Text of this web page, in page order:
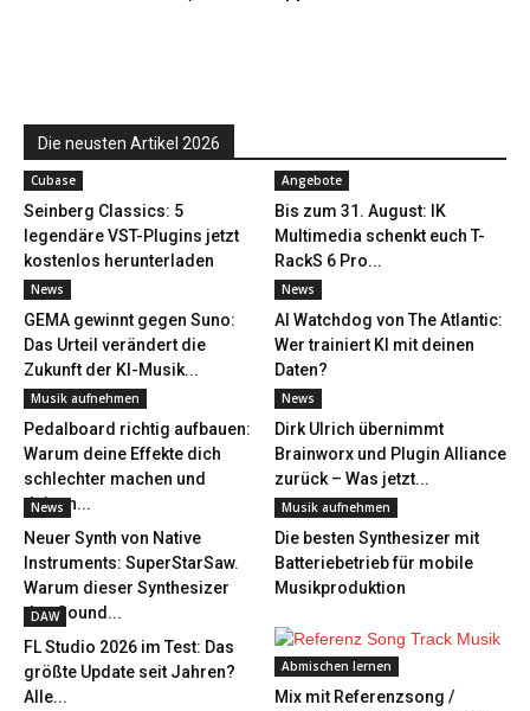
Die neusten Artikel 2026
Cubase
Seinberg Classics: 5
legendäre VST-Plugins jetzt
kostenlos herunterladen
Angebote
Bis zum 31. August: IK
Multimedia schenkt euch T-
RackS 6 Pro...
News
GEMA gewinnt gegen Suno:
Das Urteil verändert die
Zukunft der KI-Musik...
News
AI Watchdog von The Atlantic:
Wer trainiert KI mit deinen
Daten?
Musik aufnehmen
Pedalboard richtig aufbauen:
Warum deine Effekte dich
schlechter machen und
deinen...
News
Dirk Ulrich übernimmt
Brainworx und Plugin Alliance
zurück – Was jetzt...
News
Neuer Synth von Native
Instruments: SuperStarSaw.
Warum dieser Synthesizer
den Sound...
Musik aufnehmen
Die besten Synthesizer mit
Batteriebetrieb für mobile
Musikproduktion
DAW
FL Studio 2026 im Test: Das
größte Update seit Jahren?
Alle...
Abmischen lernen
Mix mit Referenzsong /